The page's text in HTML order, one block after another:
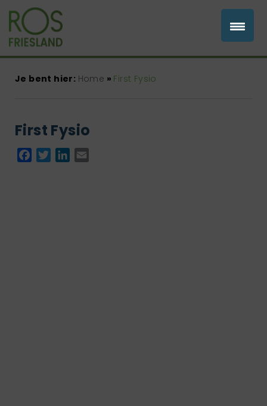
Je bent hier: Home » First Fysio
First Fysio
Facebook
TwitterLinkedIn